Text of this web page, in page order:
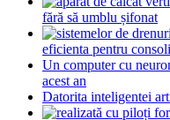
fără să umblu șifonat
eficienta pentru
Un computer cu
acest an
Datorita inteligentei